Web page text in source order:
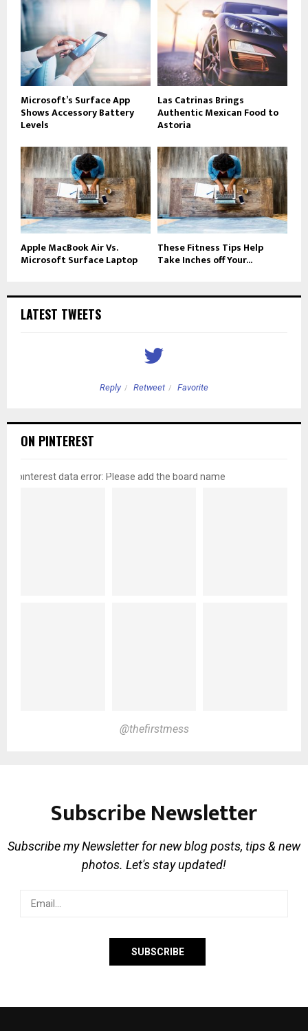
Microsoft’s Surface App
Shows Accessory Battery
Levels
Las Catrinas Brings
Authentic Mexican Food to
Astoria
Apple MacBook Air Vs.
Microsoft Surface Laptop
These Fitness Tips Help
Take Inches off Your...
LATEST TWEETS
Reply Retweet Favorite
ON PINTEREST
pinterest data error: Please add the board name
@thefirstmess
Subscribe Newsletter
Subscribe my Newsletter for new blog posts, tips & new
photos. Let's stay updated!